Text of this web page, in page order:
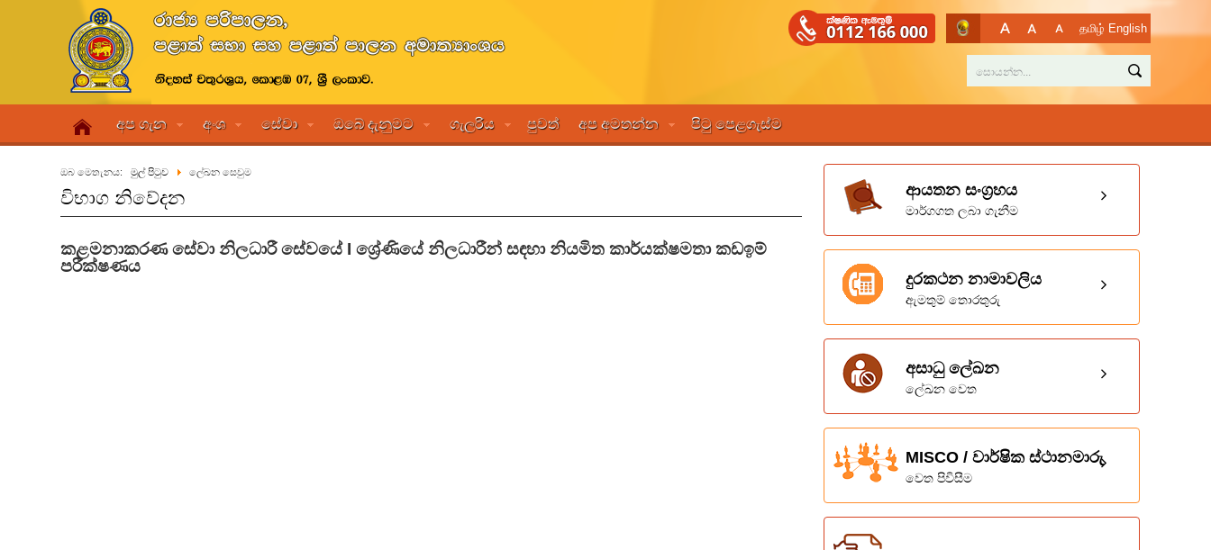
தமிழ் English
අප ගැන අංශ සේවා ඔබේ දැනුමට ගැලරිය පුවත් අප අමතන්න පිටු පෙළගැස්ම
ඔබ මෙතැනය: මුල් පිටුව ලේඛන සෙවුම
විභාග නිවේදන
කළමනාකරණ සේවා නිලධාරී සේවයේ I ශ්‍රේණියේ නිලධාරීන් සඳහා නියමිත කාර්යක්ෂමතා කඩඉම්
පරීක්ෂණය
ආයතන සංග්‍රහය
මාර්ගගත ලබා ගැනීම
දුරකථන නාමාවලිය
ඇමතුම් තොරතුරු
අසාධු ලේඛන
ලේඛන වෙත
MISCO / වාර්ෂික ස්ථානමාරු
වෙත පිවිසීම